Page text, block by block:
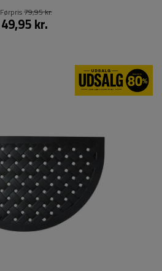
49,95 kr.
Førpris79,95 kr.